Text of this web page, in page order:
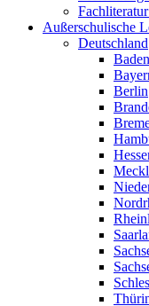
Außerschulische
Deutschland
Berlin